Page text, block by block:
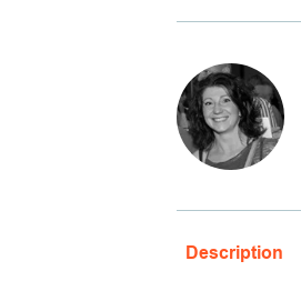
Description